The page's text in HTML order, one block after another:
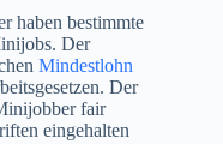
haben bestimmte
Der
Mindestlohn
Der
fair
eingehalten